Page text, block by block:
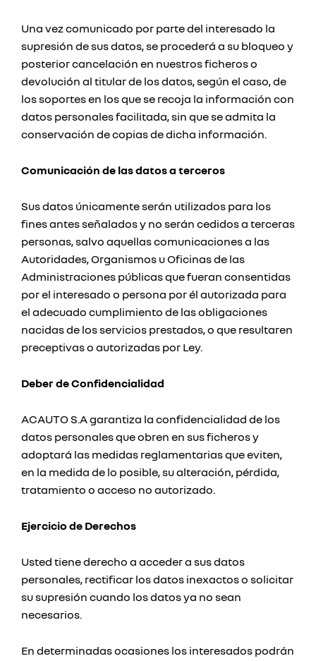
Una vez comunicado por parte del interesado la
supresión de sus datos, se procederá a su bloqueo y
posterior cancelación en nuestros ficheros o
devolución al titular de los datos, según el caso, de
los soportes en los que se recoja la información con
datos personales facilitada, sin que se admita la
conservación de copias de dicha información.
Comunicación de las datos a terceros
Sus datos únicamente serán utilizados para los
fines antes señalados y no serán cedidos a terceras
personas, salvo aquellas comunicaciones a las
Autoridades, Organismos u Oficinas de las
Administraciones públicas que fueran consentidas
por el interesado o persona por él autorizada para
el adecuado cumplimiento de las obligaciones
nacidas de los servicios prestados, o que resultaren
preceptivas o autorizadas por Ley.
Deber de Confidencialidad
ACAUTO S.A garantiza la confidencialidad de los
datos personales que obren en sus ficheros y
adoptará las medidas reglamentarias que eviten,
en la medida de lo posible, su alteración, pérdida,
tratamiento o acceso no autorizado.
Ejercicio de Derechos
Usted tiene derecho a acceder a sus datos
personales, rectificar los datos inexactos o solicitar
su supresión cuando los datos ya no sean
necesarios.
En determinadas ocasiones los interesados podrán